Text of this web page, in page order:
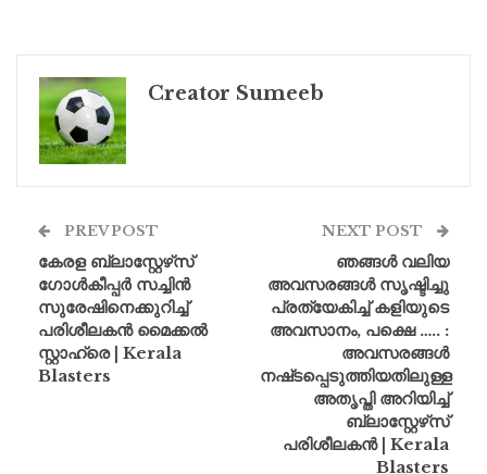
Creator Sumeeb
PREV POST
കേരള ബ്ലാസ്റ്റേഴ്‌സ്
ഗോൾകീപ്പർ സച്ചിൻ
സുരേഷിനെക്കുറിച്ച്
പരിശീലകൻ മൈക്കൽ
സ്റ്റാഹ്രെ | Kerala
Blasters
NEXT POST
ഞങ്ങൾ വലിയ
അവസരങ്ങൾ സൃഷ്ടിച്ചു
പ്രത്യേകിച്ച് കളിയുടെ
അവസാനം, പക്ഷെ ….. :
അവസരങ്ങൾ
നഷ്‌ടപ്പെടുത്തിയതിലുള്ള
അതൃപ്തി അറിയിച്ച്
ബ്ലാസ്റ്റേഴ്‌സ്
പരിശീലകൻ | Kerala
Blasters